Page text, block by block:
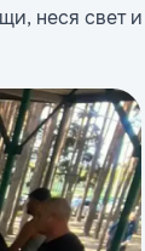
неся свет и